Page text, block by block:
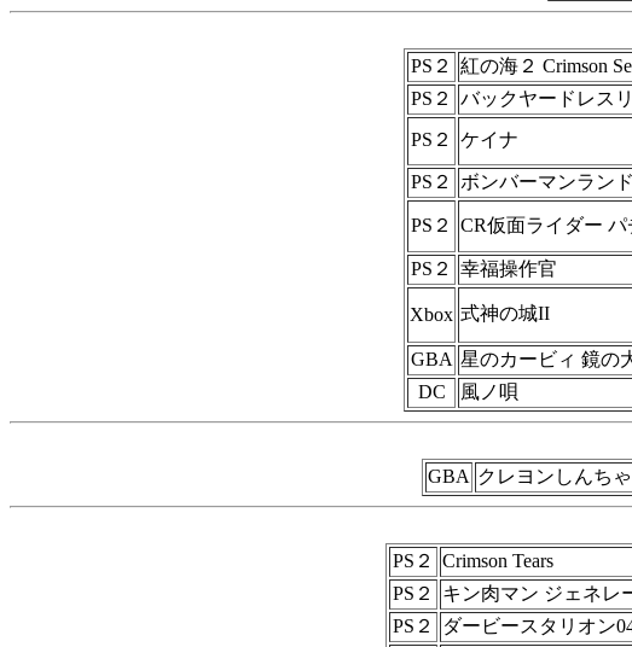
PS２
紅の海２ Crimson
PS２
バックヤードレス
PS２
ケイナ
PS２ ボンバーマンラン
PS２ CR仮面ライダー
PS２ 幸福操作官
Xbox 式神の城II
GBA 星のカービィ 鏡の
DC
風ノ唄
GBA クレヨンしんち
PS２
Crimson Tears
PS２
キン肉マン ジェネレ
PS２
ダービースタリオン